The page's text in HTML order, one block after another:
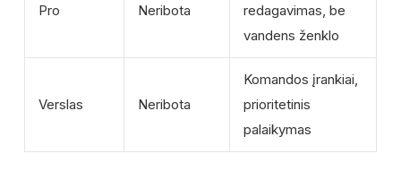
Pro Neribota
redagavimas, be
vandens ženklo
Verslas Neribota
Komandos įrankiai,
prioritetinis
palaikymas